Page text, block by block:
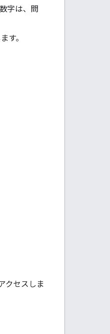
字は、問
す。
クセスしま